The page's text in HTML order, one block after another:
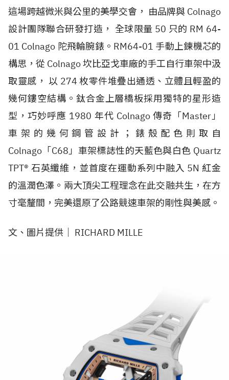
這場跨越微米與公里的美學交會， 由品牌與 Colnago
設計團隊聯合研發打造， 全球限量 50 只的 RM 64-
01 Colnago 陀飛輪腕錶。 RM64-01 手動上鍊機芯的
構思，從 Colnago坎比亞戈車廠的手工自行車架中汲
取靈感， 以 274 枚零件堆疊出通透、立體且輕盈的
幾何鏤空結構。鈦合金上層橋板採用獨特的星形造
型，巧妙呼應 1980 年代 Colnago 傳奇「Master」
車架的幾何鋼管設計；錶殼配色則取自
Colnago 「C68」車架標誌性的天藍色與白色 Quartz
TPT® 石英纖維，並首度在運動系列中融入 5N 紅金
的溫潤色澤。兩大頂尖工程理念在此交融共生，在方
寸毫釐間，完美還原了公路競速車架的剛性與美感。
文、圖片提供｜ RICHARD MILLE